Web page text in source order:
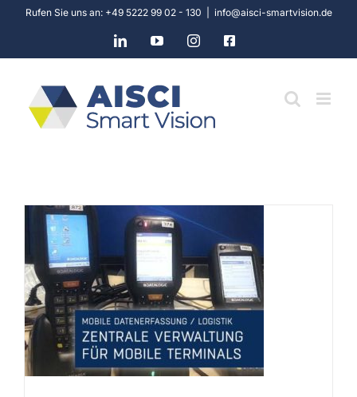
Rufen Sie uns an: +49 5222 99 02 - 130 info@aisci-smartvision.de
LinkedInYouTubeInstagramFacebook